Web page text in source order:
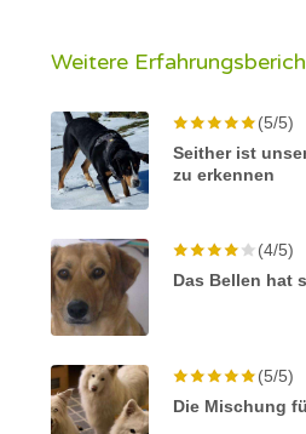
Weitere
(5/5)
Seither ist
zu erkennen
(4/5)
Das Bellen hat
(5/5)
Die Mischung